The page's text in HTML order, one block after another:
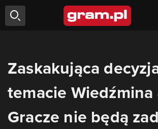
Zaskakująca
temacie Wiedźmina
Gracze nie będą